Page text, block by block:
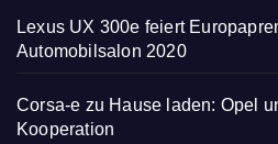
Lexus UX 300e feiert
Automobilsalon 2020
Corsa-e zu Hause laden: Opel
Kooperation